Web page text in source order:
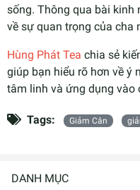
DANH MỤC
sống. Thông qua bài kinh
về sự quan trọng của cha
Hùng Phát Tea chia sẻ
giúp bạn hiểu rõ hơn về ý
tâm linh và ứng dụng vào
Tags: Giảm Cân